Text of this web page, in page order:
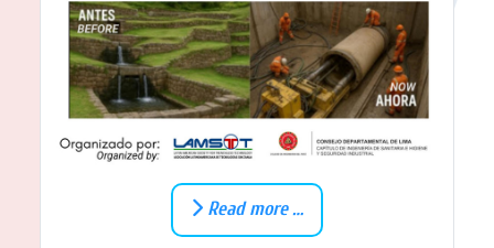
Read more …